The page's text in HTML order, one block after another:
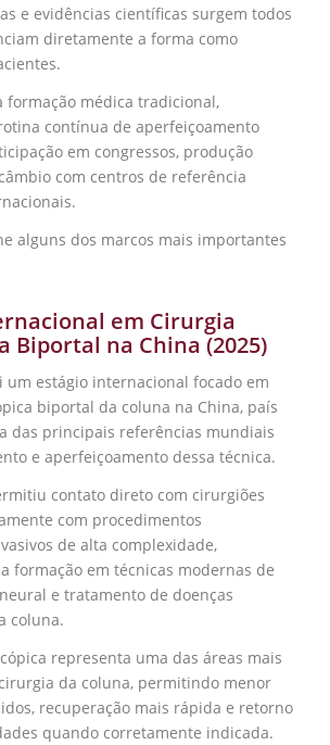
e evidências científicas surgem todos
diretamente a forma como
formação médica tradicional,
contínua de aperfeiçoamento
em congressos, produção
com centros de referência
alguns dos marcos mais importantes
em Cirurgia
Biportal na China (2025)
um estágio internacional focado em
biportal da coluna na China, país
das principais referências mundiais
e aperfeiçoamento dessa técnica.
contato direto com cirurgiões
com procedimentos
de alta complexidade,
formação em técnicas modernas de
e tratamento de doenças
coluna.
representa uma das áreas mais
da coluna, permitindo menor
recuperação mais rápida e retorno
quando corretamente indicada.